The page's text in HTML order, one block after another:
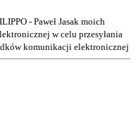
- Paweł Jasak moich
w celu przesyłania
komunikacji elektronicznej